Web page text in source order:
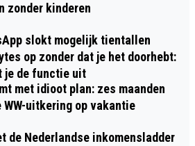
zonder kinderen
slokt mogelijk tientallen
op zonder dat je het doorhebt:
je de functie uit
met idioot plan: zes maanden
WW-uitkering op vakantie
de Nederlandse inkomensladder